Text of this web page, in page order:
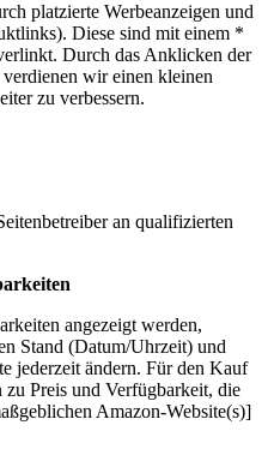
platzierte Werbeanzeigen und
Diese sind mit einem *
Durch das Anklicken der
wir einen kleinen
zu verbessern.
an qualifizierten
angezeigt werden,
Stand (Datum/Uhrzeit) und
jederzeit ändern. Für den Kauf
zu Preis und Verfügbarkeit, die
Amazon-Website(s)]